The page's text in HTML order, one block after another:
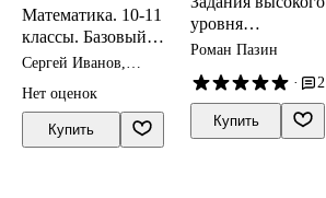
Математика. 10-11
классы. Базовый
уровень.
тренинг. Учебно-
методическое
пособие
Сергей Иванов,
Елена Фридман
Нет оценок
Купить
уровня
сложности
Роман Пазин
·
2
Купить